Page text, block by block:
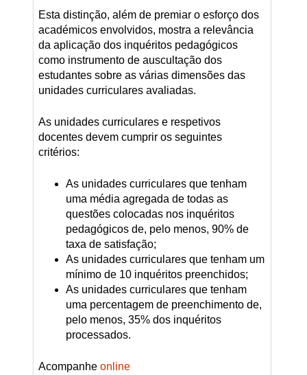
Esta distinção, além de premiar o esforço dos
académicos envolvidos, mostra a relevância
da aplicação dos inquéritos pedagógicos
como instrumento de auscultação dos
estudantes sobre as várias dimensões das
unidades curriculares avaliadas.
As unidades curriculares e respetivos
docentes devem cumprir os seguintes
critérios:
As unidades curriculares que tenham
uma média agregada de todas as
questões colocadas nos inquéritos
pedagógicos de, pelo menos, 90% de
taxa de satisfação;
As unidades curriculares que tenham um
mínimo de 10 inquéritos preenchidos;
As unidades curriculares que tenham
uma percentagem de preenchimento de,
pelo menos, 35% dos inquéritos
processados.
Acompanhe online